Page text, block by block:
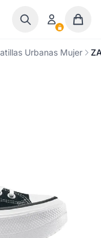
Urbanas Mujer